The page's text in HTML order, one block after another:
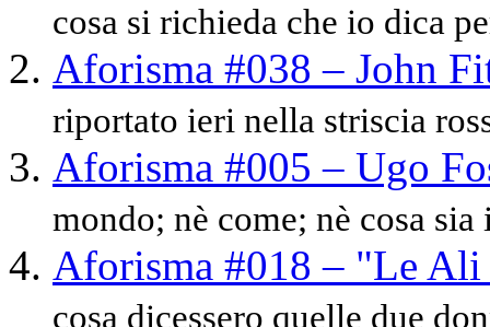
cosa si richieda che io dica
Aforisma #038 – John
riportato ieri nella striscia
Aforisma #005 – Ugo
mondo; nè come; nè cosa
Aforisma #018 – "Le
cosa dicessero quelle due